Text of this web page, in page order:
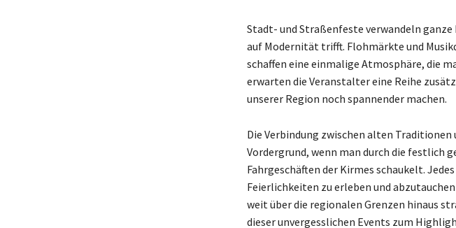
Stadt- und Straßenfeste verwandeln
auf Modernität trifft. Flohmärkte und
schaffen eine einmalige Atmosphäre, die
erwarten die Veranstalter eine Reihe
unserer Region noch spannender machen.
Die Verbindung zwischen alten
Vordergrund, wenn man durch die festlich
Fahrgeschäften der Kirmes schaukelt.
Feierlichkeiten zu erleben und
weit über die regionalen Grenzen hinaus
dieser unvergesslichen Events zum